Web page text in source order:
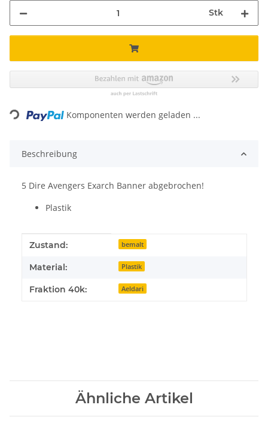
Stk
Komponenten werden geladen ...
Beschreibung
5 Dire Avengers Exarch Banner abgebrochen!
Plastik
Produkteigenschaft
Wert
Zustand: bemalt
Material: Plastik
Fraktion 40k: Aeldari
Ähnliche Artikel